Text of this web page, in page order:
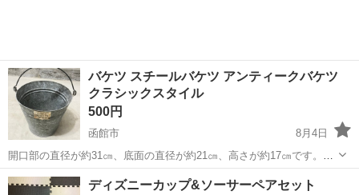
バケツ スチールバケツ アンティークバケツ
クラシックスタイル
500円
函館市
8月4日
開口部の直径が約31㎝、底面の直径が約21㎝、高さが約17㎝です。
傷、汚れ、錆はあります。
北海道 函館市 掃除用具 アンティーク
ディズニーカップ&ソーサーペアセット